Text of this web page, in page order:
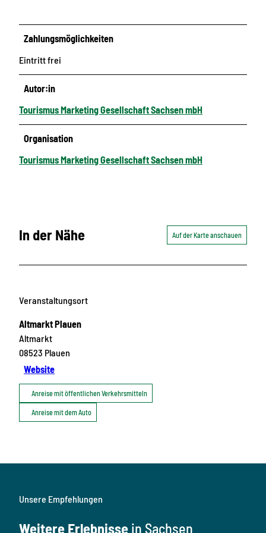
Zahlungsmöglichkeiten
Eintritt frei
Autor:in
Tourismus Marketing Gesellschaft Sachsen mbH
Organisation
Tourismus Marketing Gesellschaft Sachsen mbH
In der Nähe Auf der Karte anschauen
Veranstaltungsort
Altmarkt Plauen
Altmarkt
08523 Plauen
Website
Anreise mit öffentlichen Verkehrsmitteln
Anreise mit dem Auto
Unsere Empfehlungen
Weitere Erlebnisse in Sachsen